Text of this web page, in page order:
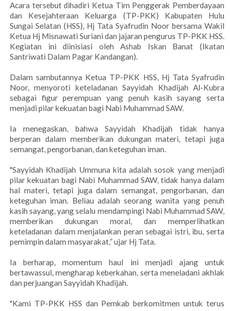
Acara tersebut dihadiri Ketua Tim Penggerak Pemberdayaan
dan Kesejahteraan Keluarga (TP-PKK) Kabupaten Hulu
Sungai Selatan (HSS), Hj Tata Syafrudin Noor bersama Wakil
Ketua Hj Misnawati Suriani dan jajaran pengurus TP-PKK HSS.
Kegiatan ini diinisiasi oleh Ashab Iskan Banat (Ikatan
Santriwati Dalam Pagar Kandangan).
Dalam sambutannya Ketua TP-PKK HSS, Hj Tata Syafrudin
Noor, menyoroti keteladanan Sayyidah Khadijah Al-Kubra
sebagai figur perempuan yang penuh kasih sayang serta
menjadi pilar kekuatan bagi Nabi Muhammad SAW.
Ia menegaskan, bahwa Sayyidah Khadijah tidak hanya
berperan dalam memberikan dukungan materi, tetapi juga
semangat, pengorbanan, dan keteguhan iman.
"Sayyidah Khadijah Ummuna kita adalah sosok yang menjadi
pilar kekuatan bagi Nabi Muhammad SAW, tidak hanya dalam
hal materi, tetapi juga dalam semangat, pengorbanan, dan
keteguhan iman. Beliau adalah seorang wanita yang penuh
kasih sayang, yang selalu mendampingi Nabi Muhammad SAW,
memberikan dukungan moral, dan memperlihatkan
keteladanan dalam menjalankan peran sebagai istri, ibu, serta
pemimpin dalam masyarakat,” ujar Hj Tata.
Ia berharap, momentum haul ini menjadi ajang untuk
bertawassul, mengharap keberkahan, serta meneladani akhlak
dan perjuangan Sayyidah Khadijah.
"Kami TP-PKK HSS dan Pemkab berkomitmen untuk terus